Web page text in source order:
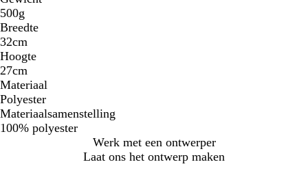
500g
Breedte
32cm
Hoogte
27cm
Materiaal
Polyester
Materiaalsamenstelling
100% polyester
Werk met een ontwerper
Laat ons het ontwerp maken